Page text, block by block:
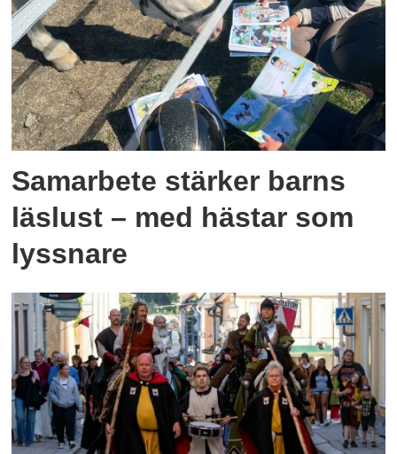
Samarbete stärker barns
läslust – med hästar som
lyssnare